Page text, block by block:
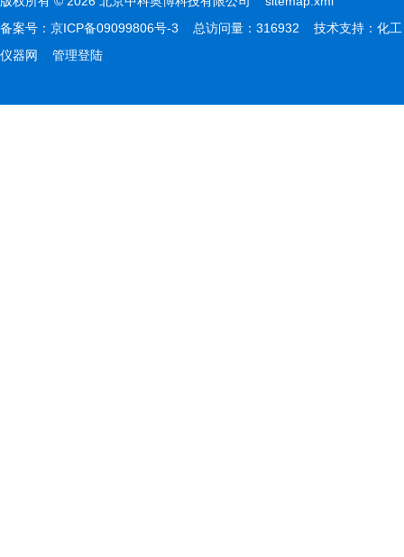
备案号： 京ICP备09099806号-3 总访问量：316932 技术支持： 化工
仪器网
管理登陆